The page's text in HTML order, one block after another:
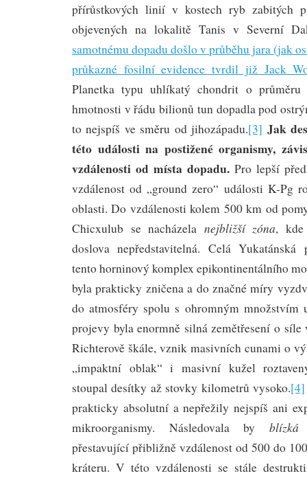
přírůstkových linií v kostech ryb zabitých
objevených na lokalitě Tanis v Severní
samotnému dopadu došlo v průběhu jara (jak
průkazné fosilní evidence tvrdil již Jack
Planetka typu uhlíkatý chondrit o
hmotnosti v řádu bilionů tun dopadla pod
to nejspíš ve směru od jihozápadu.[3] Jak
této události na postižené organismy,
vzdálenosti od místa dopadu.Pro lepší
vzdálenost od „ground zero“ události K-Pg
oblasti. Do vzdálenosti kolem 500 km od
Chicxulub se nacházela nejbližší zóna, kde
doslova nepředstavitelná. Celá Yukatánská
tento horninový komplex epikontinentálního
byla prakticky zničena a do značné míry
do atmosféry spolu s ohromným
projevy byla enormně silná zemětřesení o síle
Richterově škále, vznik masivních cunami o
„impaktní oblak“ i masivní kužel
stoupal desítky až stovky kilometrů vysoko.[4]
prakticky absolutní a nepřežily nejspíš ani
mikroorganismy. Následovala by
přestavující přibližně vzdálenost od 500 do
kráteru. V této vzdálenosti se stále